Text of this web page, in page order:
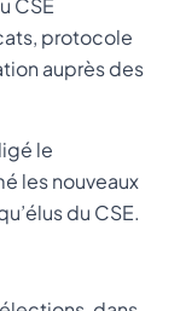
CSE
protocole
auprès des
le
les nouveaux
du CSE.